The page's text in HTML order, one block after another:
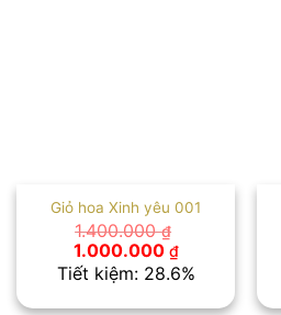
Giỏ hoa Xinh yêu 001
1.400.000₫
Giá
gốc
là:
1.000.000 ₫Giá
hiện
tại
Tiết kiệm: 28.6%